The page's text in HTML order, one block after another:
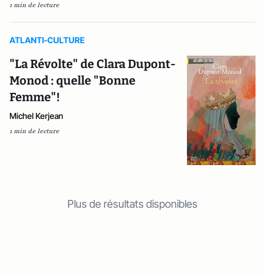
1 min de lecture
ATLANTI-CULTURE
"La Révolte" de Clara Dupont-
Monod : quelle "Bonne
Femme"!
Michel Kerjean
1 min de lecture
Plus de résultats disponibles